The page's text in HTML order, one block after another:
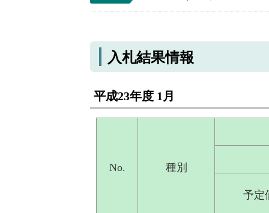
入札結果情報
平成23年度 1月
No. 種別
予定